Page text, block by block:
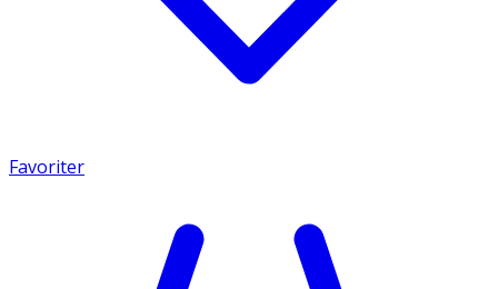
Favoriter